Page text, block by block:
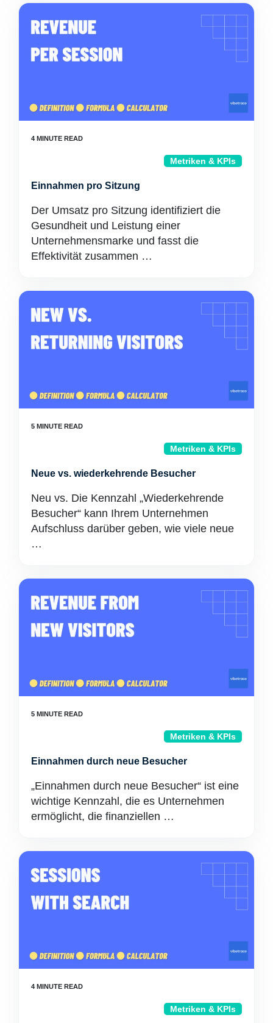
Metriken & KPIs
Einnahmen pro Sitzung
Der Umsatz pro Sitzung identifiziert die
Gesundheit und Leistung einer
Unternehmensmarke und fasst die
Effektivität zusammen …
Metriken & KPIs
Neue vs. wiederkehrende Besucher
Neu vs. Die Kennzahl „Wiederkehrende
Besucher“ kann Ihrem Unternehmen
Aufschluss darüber geben, wie viele neue
…
Metriken & KPIs
Einnahmen durch neue Besucher
„Einnahmen durch neue Besucher“ ist eine
wichtige Kennzahl, die es Unternehmen
ermöglicht, die finanziellen …
Metriken & KPIs